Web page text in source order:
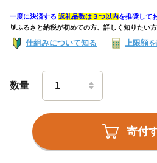
一度に決済する 返礼品数は３つ以内を推奨して
🔰ふるさと納税が初めての方、詳しく知りたい
仕組みについて知る 上限額
数量
寄付